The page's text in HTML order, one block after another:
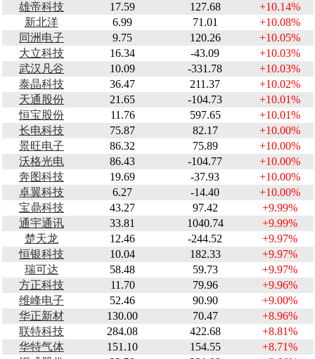
雄帝科技
17.59 127.68
+10.14%
新北洋
6.99 71.01
+10.08%
同洲电子
9.75 120.26
+10.05%
大立科技
16.34 -43.09
+10.03%
武汉凡谷
10.09 -331.78
+10.03%
泰晶科技
36.47 211.37
+10.02%
天通股份
21.65 -104.73
+10.01%
恒宝股份
11.76 597.65
+10.01%
长电科技
75.87 82.17
+10.00%
景旺电子
86.32 75.89
+10.00%
沃格光电
86.43 -104.77
+10.00%
奔图科技
19.69 -37.93
+10.00%
卓翼科技
6.27 -14.40
+10.00%
宝鼎科技
43.27 97.42
+9.99%
通宇通讯
33.81 1040.74
+9.99%
楚天龙
12.46 -244.52
+9.97%
恒银科技
10.04 182.33
+9.97%
瑞可达
58.48 59.73
+9.97%
方正科技
11.70 79.96
+9.96%
维峰电子
52.46 90.90
+9.00%
华正新材
130.00 70.47
+8.96%
联特科技
284.08 422.68
+8.81%
华特气体
151.10 154.55
+8.71%